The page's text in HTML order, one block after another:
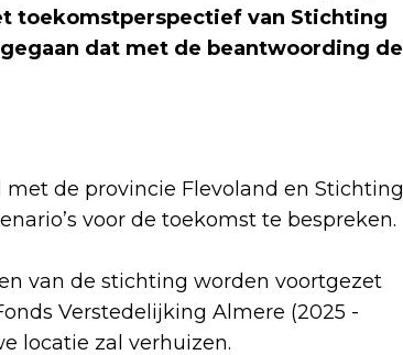
toekomstperspectief van Stichting
dat met de beantwoording de
de provincie Flevoland en Stichting
voor de toekomst te bespreken.
van de stichting worden voortgezet
Verstedelijking Almere (2025 -
locatie zal verhuizen.